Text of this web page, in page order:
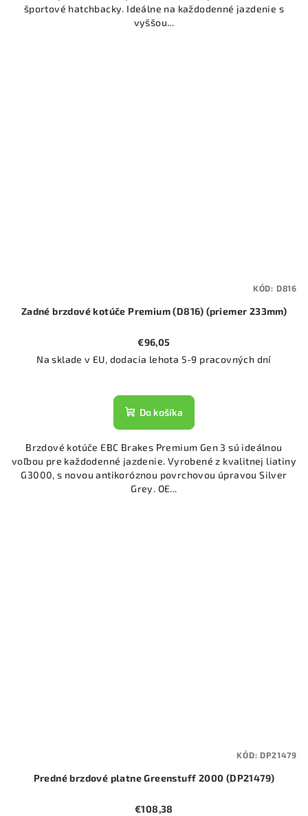
športové hatchbacky. Ideálne na každodenné jazdenie s
vyššou...
Zadné brzdové kotúče Premium (D816) (priemer 233mm)
€96,05
Na sklade v EU, dodacia lehota 5-9 pracovných dní
Do košíka
Brzdové kotúče EBC Brakes Premium Gen 3 sú ideálnou
voľbou pre každodenné jazdenie. Vyrobené z kvalitnej liatiny
G3000, s novou antikoróznou povrchovou úpravou Silver
Grey. OE...
KÓD: D816
Predné brzdové platne Greenstuff 2000 (DP21479)
€108,38
KÓD:DP21479